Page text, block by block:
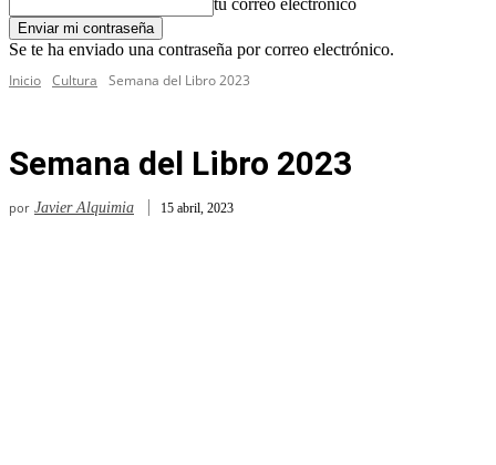
tu correo electrónico
Se te ha enviado una contraseña por correo electrónico.
Inicio Cultura Semana del Libro 2023
Semana del Libro 2023
por Javier Alquimia 15 abril, 2023